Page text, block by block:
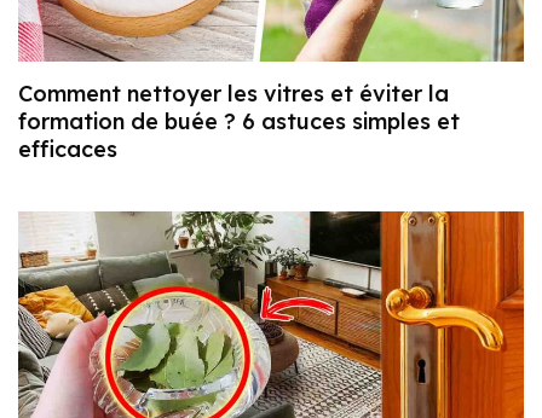
Comment nettoyer les vitres et éviter la
formation de buée ? 6 astuces simples et
efficaces